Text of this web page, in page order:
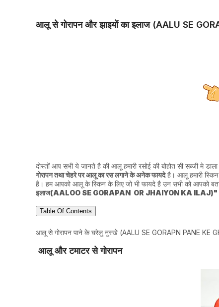
आलू से गोरापन और झाइयों का इलाज (AALU SE
दोस्तों आप सभी ये जानते है की आलू हमारी रसोई की बोहोत सी सब्जी मे
गोरापन तथा चेहरे पर आलू का रस लगाने के अनेक फायदेहै। आलू हमारी
है। हम आपको आलू के स्किन के लिए जो भी फायदे है उन सभी को आपको
इलाज(AALOO SE GORAPAN OR JHAIYON KA ILAJ)"
Table Of Contents
आलू से गोरापन पाने के घरेलु नुस्खे (AALU SE GORAPN PANE KE
आलू और टमाटर से गोरापन